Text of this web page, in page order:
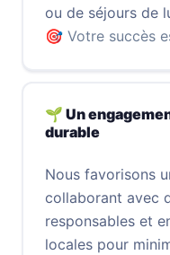
ou de séjours de
🎯 Votre succès
🌱 Un
durable
Nous favorisons
collaborant avec
responsables et
locales pour